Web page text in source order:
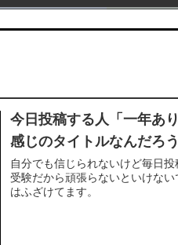
今日投稿する人「一年あ
感じのタイトルなんだろ
自分でも信じられないけど毎日
受験だから頑張らないといけ
はふざけてます。